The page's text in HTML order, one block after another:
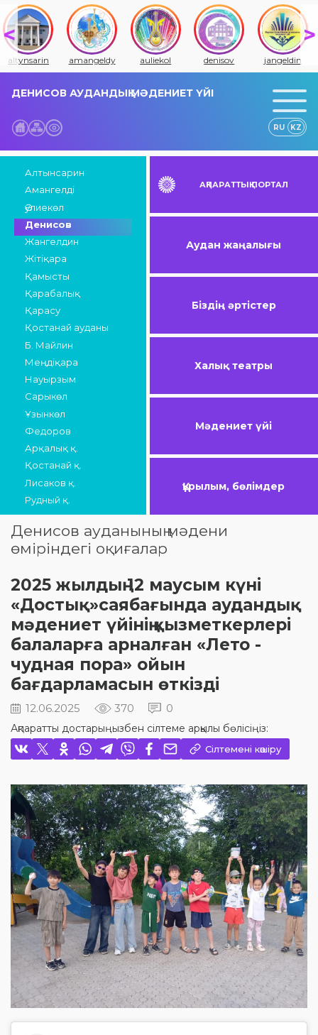
altynsarin amangeldy auliekol denisov jangeldin
ДЕНИСОВ АУДАНДЫҚ МӘДЕНИЕТ ҮЙІ
RU KZ
Алтынсарин
Амангелді
Әулиекөл
Денисов
Жангелдин
Жітіқара
Қамысты
Қарабалық
Қарасу
Қостанай ауданы
Б. Майлин
Меңдіқара
Науырзым
Сарыкөл
Ұзынкөл
Федоров
Арқалық қ.
Қостанай қ.
Лисаков қ.
Рудный қ.
АҚПАРАТТЫҚ ПОРТАЛ
Аудан жаңалығы
Біздің әртістер
Халық театры
Мәдениет үйі
Құрылым, бөлімдер
Денисов ауданының мәдени
өміріндегі оқиғалар
2025 жылдың 12 маусым күні
«Достық»саябағында аудандық
мәдениет үйінің қызметкерлері
балаларға арналған «Лето -
чудная пора» ойын
бағдарламасын өткізді
12.06.2025 370 0
Ақпаратты достарыңызбен сілтеме арқылы бөлісіңіз:
Сілтемені көшіру